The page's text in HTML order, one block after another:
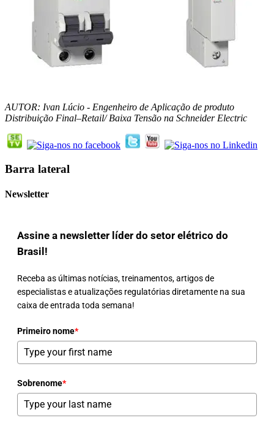
AUTOR: Ivan Lúcio - Engenheiro de Aplicação de produto
Distribuição Final–Retail/ Baixa Tensão na Schneider Electric
Barra lateral
Newsletter
Assine a newsletter líder do setor elétrico do
Brasil!
Receba as últimas notícias, treinamentos, artigos de
especialistas e atualizações regulatórias diretamente na sua
caixa de entrada toda semana!
Primeiro nome*
Sobrenome*